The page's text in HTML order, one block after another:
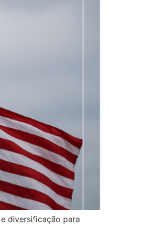
diversificação para